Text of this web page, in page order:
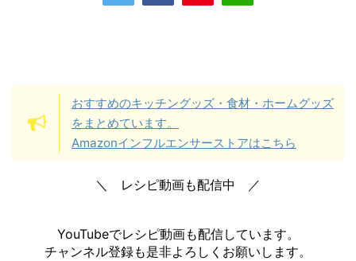
おすすめのキッチングッズ・食材・ホームグッズ
をまとめています。
Amazonインフルエンサーストアはこちら
＼ レシピ動画も配信中 ／
YouTubeでレシピ動画も配信しています。
チャンネル登録も是非よろしくお願いします。